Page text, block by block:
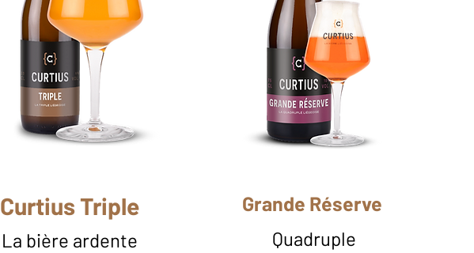
Curtius Triple
La bière ardente
Grande Réserve
Quadruple